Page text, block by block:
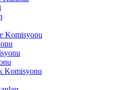
Komisyonu
Komisyonu